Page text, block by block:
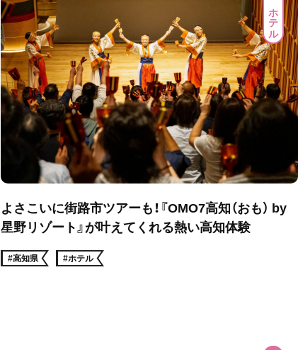
ホテル
よさこいに街路市ツアーも！『OMO7高知（おも） by
星野リゾート』が叶えてくれる熱い高知体験
#高知県 #ホテル